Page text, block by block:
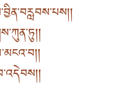
།
།
།
།